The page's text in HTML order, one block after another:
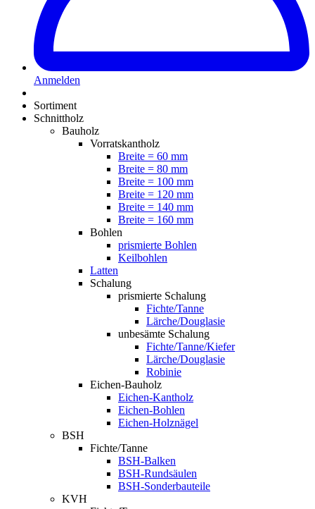
Anmelden
Sortiment
Schnittholz
Bauholz
Vorratskantholz
Breite = 60 mm
Breite = 80 mm
Breite = 100 mm
Breite = 120 mm
Breite = 140 mm
Breite = 160 mm
Bohlen
prismierte Bohlen
Keilbohlen
Latten
Schalung
prismierte Schalung
Fichte/Tanne
Lärche/Douglasie
unbesämte Schalung
Fichte/Tanne/Kiefer
Lärche/Douglasie
Robinie
Eichen-Bauholz
Eichen-Kantholz
Eichen-Bohlen
Eichen-Holznägel
BSH
Fichte/Tanne
BSH-Balken
BSH-Rundsäulen
BSH-Sonderbauteile
KVH